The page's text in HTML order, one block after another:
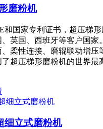
磨粉机
和国家专利证书，超压梯
、英国、西班牙等客户国家
、柔性连接、磨辊联动增压
超压梯形磨粉机的世界最
细立式磨粉机